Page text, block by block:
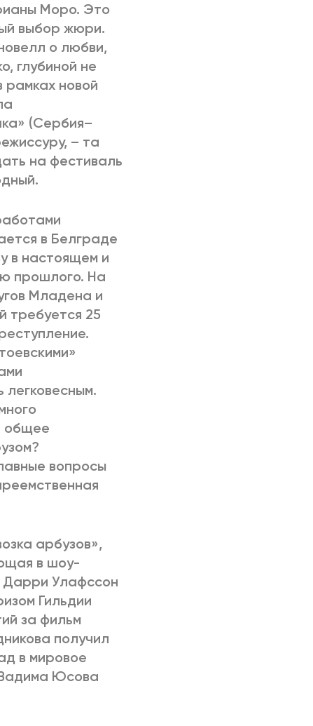
Моро. Это
выбор жюри.
о любви,
глубиной не
рамках новой
(Сербия–
– та
на фестиваль
в Белграде
в настоящем и
прошлого. На
Младена и
требуется 25
легковесным.
общее
вопросы
арбузов»,
в шоу-
Дарри Улафссон
Гильдии
за фильм
получил
в мировое
Юсова